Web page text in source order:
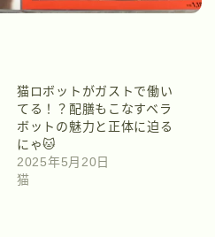
猫ロボットがガストで働い
てる！？配膳もこなすベラ
ボットの魅力と正体に迫る
にゃ🐱
2025年5月20日
猫